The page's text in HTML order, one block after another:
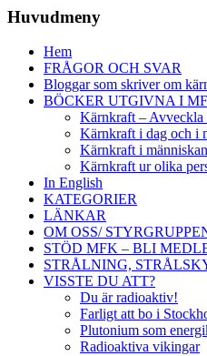
Huvudmeny
Hem
FRÅGOR OCH SVAR
Bloggar som skriver om
BÖCKER UTGIVNA I
Kärnkraft – Avveckla
Kärnkraft i dag och i
Kärnkraft i
Kärnkraft ur olika
In English
KATEGORIER
LÄNKAR
OM OSS/
STÖD MFK – BLI
STRÅLNING,
VISSTE DU ATT?
Du är radioaktiv!
Farligt att bo i
Plutonium som
Radioaktiva vikingar